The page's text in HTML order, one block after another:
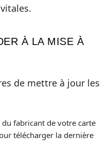
À LA MISE À
de mettre à jour les
du fabricant de votre carte
télécharger la dernière